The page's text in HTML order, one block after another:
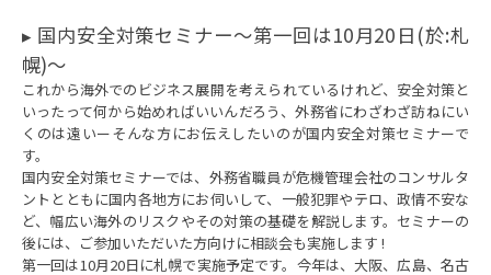
▸ 国内安全対策セミナー～第一回は10月20日(於:札
幌)～
これから海外でのビジネス展開を考えられているけれど、安全対策と
いったって何から始めればいいんだろう、外務省にわざわざ訪ねにい
くのは遠いーそんな方にお伝えしたいのが国内安全対策セミナーで
す。
国内安全対策セミナーでは、外務省職員が危機管理会社のコンサルタ
ントとともに国内各地方にお伺いして、一般犯罪やテロ、政情不安な
ど、幅広い海外のリスクやその対策の基礎を解説します。セミナーの
後には、ご参加いただいた方向けに相談会も実施します !
第一回は10月20日に札幌で実施予定です。今年は、大阪、広島、名古